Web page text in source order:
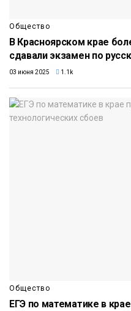
Общество
В Красноярском крае
сдавали экзамен по
03 июня 2025 1.1k
Общество
ЕГЭ по математике в